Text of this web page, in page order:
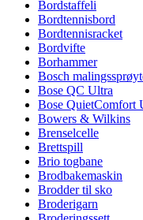
Bordstaffeli
Bordtennisbord
Bordtennisracket
Bordvifte
Borhammer
Bosch
Bose QC Ultra
Bose QuietComfort
Bowers & Wilkins
Brenselcelle
Brettspill
Brio togbane
Brodbakemaskin
Brodder til sko
Broderigarn